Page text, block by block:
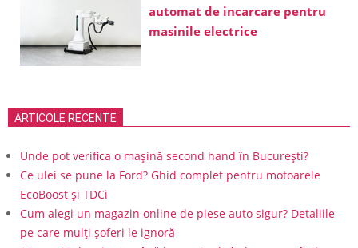
automat de incarcare pentru
masinile electrice
ARTICOLE RECENTE
Unde pot verifica o mașină second hand în București?
Ce ulei se pune la Ford? Ghid complet pentru motoarele
EcoBoost și TDCi
Cum alegi un magazin online de piese auto sigur? Detaliile
pe care mulți șoferi le ignoră